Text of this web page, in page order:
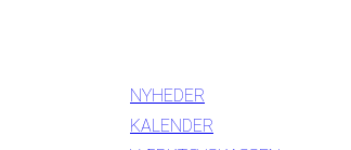
NYHEDER
KALENDER